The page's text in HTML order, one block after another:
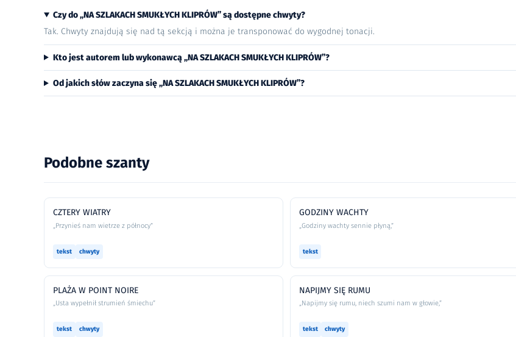
Czy do „NA SZLAKACH SMUKŁYCH KLIPRÓW” są dostępne chwyty?
Tak. Chwyty znajdują się nad tą sekcją i można je transponować do wygodnej tonacji.
Kto jest autorem lub wykonawcą „NA SZLAKACH SMUKŁYCH KLIPRÓW”?
Od jakich słów zaczyna się „NA SZLAKACH SMUKŁYCH KLIPRÓW”?
Podobne szanty
CZTERY WIATRY
„Przynieś nam wietrze z północy”
tekst chwyty
GODZINY WACHTY
„Godziny wachty sennie płyną,”
tekst
PLAŻA W POINT NOIRE
„Usta wypełnił strumień śmiechu”
tekst chwyty
NAPIJMY SIĘ RUMU
„Napijmy się rumu, niech szumi nam w głowie,”
tekst chwyty